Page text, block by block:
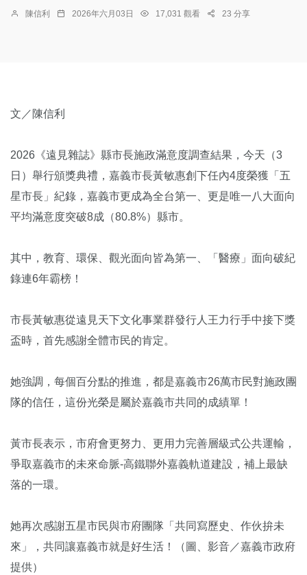
陳信利 2026年六月03日 17,031 觀看 23 分享
文／陳信利
2026《遠見雜誌》縣市長施政滿意度調查結果，今天（3
日）舉行頒獎典禮，嘉義市長黃敏惠創下任內4度榮獲「五
星市長」紀錄，嘉義市更成為全台第一、更是唯一八大面向
平均滿意度突破8成（80.8%）縣市。
其中，教育、環保、觀光面向皆為第一、「醫療」面向破紀
錄連6年霸榜！
市長黃敏惠從遠見天下文化事業群發行人王力行手中接下獎
盃時，首先感謝全體市民的肯定。
她強調，每個百分點的推進，都是嘉義市26萬市民對施政團
隊的信任，這份光榮是屬於嘉義市共同的成績單！
黃市長表示，市府會更努力、更用力完善層級式公共運輸，
爭取嘉義市的未來命脈-高鐵聯外嘉義軌道建設，補上最缺
落的一環。
她再次感謝五星市民與市府團隊「共同寫歷史、作伙拚未
來」，共同讓嘉義市就是好生活！（圖、影音／嘉義市政府
提供）